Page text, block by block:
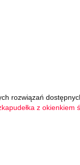
rozwiązań
pudełka z okienkiem